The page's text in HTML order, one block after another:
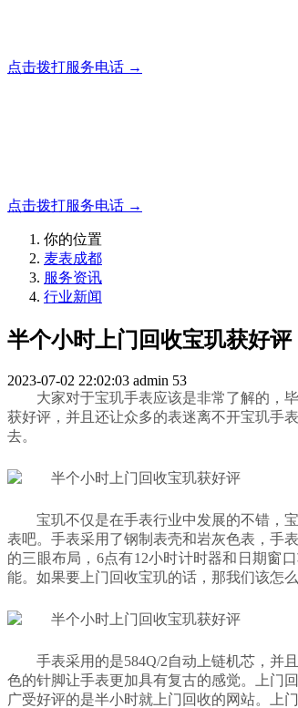
点击拨打服务电话 →
点击拨打服务电话 →
你的位置
麦表成都
服务资讯
行业新闻
半个小时上门回收宝玑获好评
2023-07-02 22:02:03 admin 53
大家对于宝玑手表应该是非常了解的，
获好评，并且还让众多的表迷离不开宝玑手
去。
宝玑不仅是在手表行业中发展的不错，
表吧。手表采用了钢制表壳和岩灰色表，手
的三眼布局，6点有12小时计时器和日期窗
能。如果要上门回收宝玑的话，那我们该怎
手表采用的是584Q/2自动上链机芯，并
色的针脚让手表更加具有复古的感觉。上门
广受好评的是半小时就上门回收的网站。上